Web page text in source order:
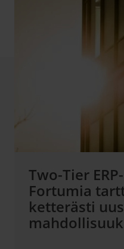
Two-Tier
Fortumia
ketterästi